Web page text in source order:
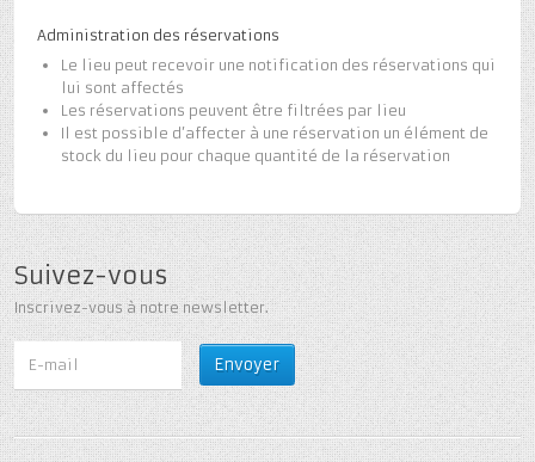
Administration des réservations
Le lieu peut recevoir une notification des réservations qui
lui sont affectés
Les réservations peuvent être filtrées par lieu
Il est possible d’affecter à une réservation un élément de
stock du lieu pour chaque quantité de la réservation
Suivez-vous
Inscrivez-vous à notre newsletter.